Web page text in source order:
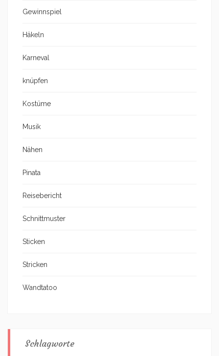
Gewinnspiel
Häkeln
Karneval
knüpfen
Kostüme
Musik
Nähen
Pinata
Reisebericht
Schnittmuster
Sticken
Stricken
Wandtatoo
Schlagworte